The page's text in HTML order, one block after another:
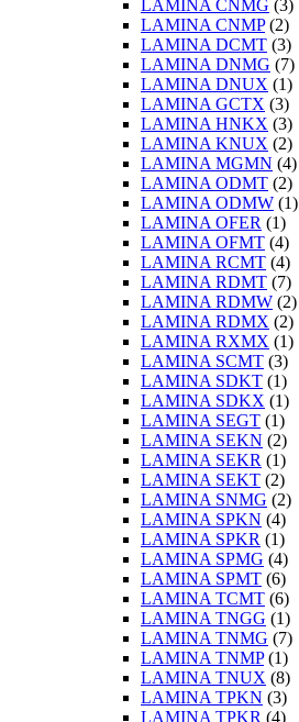
LAMINA CNMG (3)
LAMINA CNMP(2)
LAMINA DCMT (3)
LAMINA DNMG (7)
LAMINA DNUX (1)
LAMINA GCTX (3)
LAMINA HNKX (3)
LAMINA KNUX (2)
LAMINA MGMN (4)
LAMINA ODMT (2)
LAMINA ODMW (1)
LAMINA OFER (1)
LAMINA OFMT (4)
LAMINA RCMT (4)
LAMINA RDMT (7)
LAMINA RDMW (2)
LAMINA RDMX (2)
LAMINA RXMX (1)
LAMINA SCMT (3)
LAMINA SDKT (1)
LAMINA SDKX (1)
LAMINA SEGT (1)
LAMINA SEKN (2)
LAMINA SEKR (1)
LAMINA SEKT (2)
LAMINA SNMG (2)
LAMINA SPKN (4)
LAMINA SPKR (1)
LAMINA SPMG (4)
LAMINA SPMT (6)
LAMINA TCMT (6)
LAMINA TNGG (1)
LAMINA TNMG (7)
LAMINA TNMP(1)
LAMINA TNUX (8)
LAMINA TPKN (3)
LAMINA TPKR (4)